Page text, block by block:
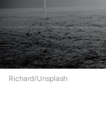
Richard/Unsplash